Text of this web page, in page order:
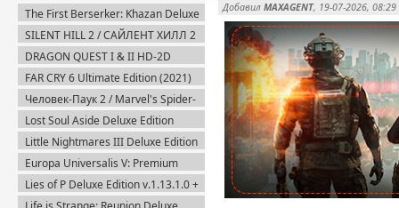
The First Berserker: Khazan Deluxe
Edition (2025) Пиратка
SILENT HILL 2 / САЙЛЕНТ ХИЛЛ 2
Remake на ПК / PC v.1.07 (2024)
Пиратка
DRAGON QUEST I & II HD-2D
Remake v.1.0.2.0 + Все DLC (2025)
Пиратка
FAR CRY 6 Ultimate Edition (2021)
Uplay-Rip
Человек-Паук 2 / Marvel's Spider-
Man 2 на ПК / PC v.2.727.0.0 (2025)
Пиратка
Lost Soul Aside Deluxe Edition
v.1.104 + Все DLC (2025) Пиратка
Little Nightmares III Deluxe Edition
+ Все DLC (2025) Пиратка
Europa Universalis V: Premium
Edition v.1.3.11 (2025) Пиратка
Lies of P Deluxe Edition v.1.13.1.0 +
Все DLC (2023) Пиратка
Добавил MAXAGENT, 19-07-2026, 08:29